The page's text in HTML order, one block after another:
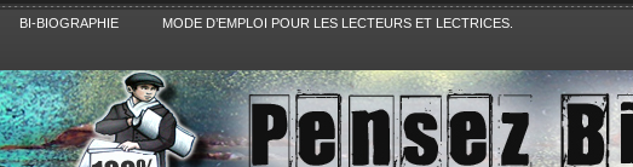
BI-BIOGRAPHIE MODE D’EMPLOI POUR LES LECTEURS ET LECTRICES.